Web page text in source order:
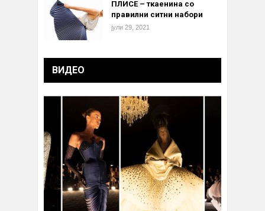
ПЛИСЕ – ткаенина со
правилни ситни набори
јули 29, 2021
ВИДЕО